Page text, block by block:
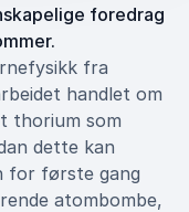
foredrag
fra
handlet om
thorium som
dette kan
for første gang
atombombe,